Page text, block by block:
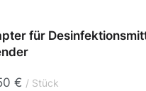
für
€ Stück